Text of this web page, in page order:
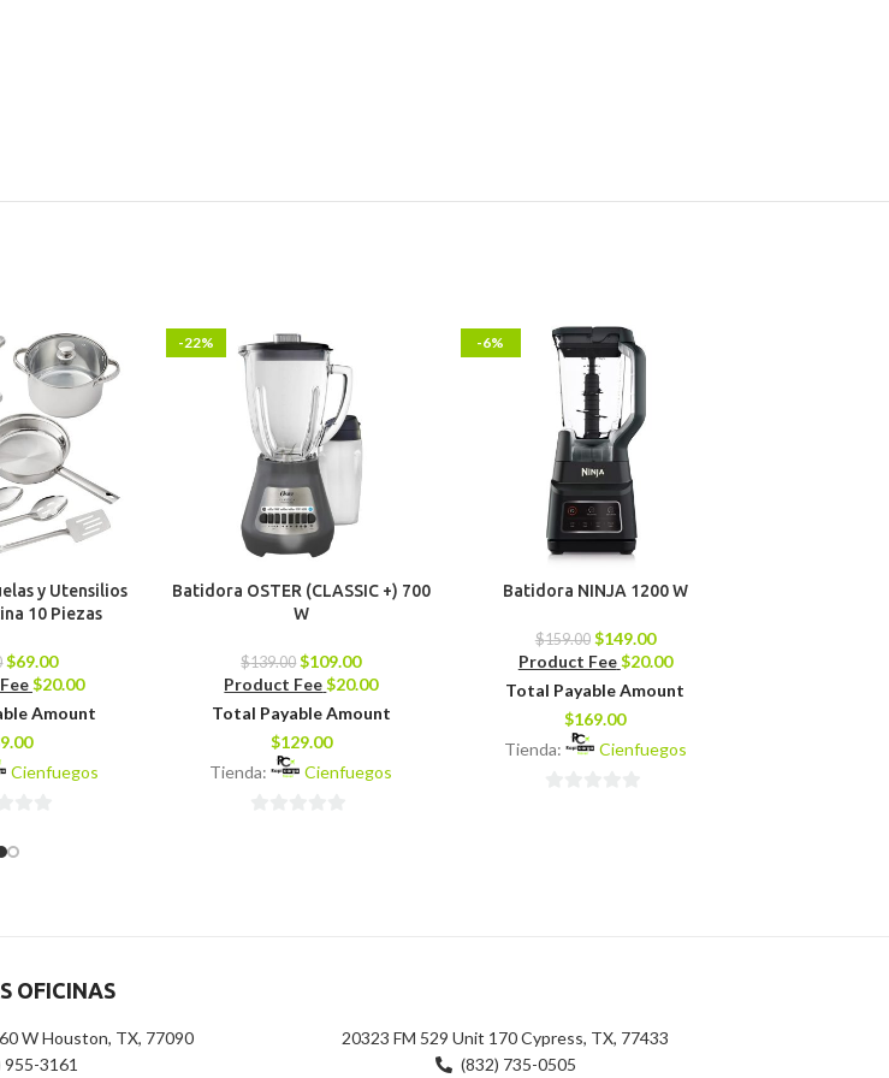
y Utensilios
10 Piezas
$69.00
$20.00
Amount
Cienfuegos
-22%
Batidora OSTER (CLASSIC +) 700
W
$139.00 $109.00
Product Fee$20.00
Total Payable Amount
$129.00
Tienda:
Cienfuegos
-6%
Batidora NINJA 1200 W
$159.00 $149.00
Product Fee$20.00
Total Payable Amount
$169.00
Tienda:
Cienfuegos
OFICINAS
W Houston, TX, 77090
955-3161
20323 FM 529 Unit 170 Cypress, TX, 77433
(832) 735-0505